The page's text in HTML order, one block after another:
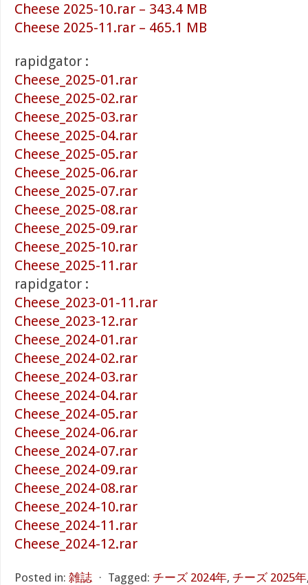
Cheese 2025-10.rar – 343.4 MB
Cheese 2025-11.rar – 465.1 MB
rapidgator :
Cheese_2025-01.rar
Cheese_2025-02.rar
Cheese_2025-03.rar
Cheese_2025-04.rar
Cheese_2025-05.rar
Cheese_2025-06.rar
Cheese_2025-07.rar
Cheese_2025-08.rar
Cheese_2025-09.rar
Cheese_2025-10.rar
Cheese_2025-11.rar
rapidgator :
Cheese_2023-01-11.rar
Cheese_2023-12.rar
Cheese_2024-01.rar
Cheese_2024-02.rar
Cheese_2024-03.rar
Cheese_2024-04.rar
Cheese_2024-05.rar
Cheese_2024-06.rar
Cheese_2024-07.rar
Cheese_2024-09.rar
Cheese_2024-08.rar
Cheese_2024-10.rar
Cheese_2024-11.rar
Cheese_2024-12.rar
Posted in: 雑誌 ⋅ Tagged: チーズ 2024年, チーズ 2025年